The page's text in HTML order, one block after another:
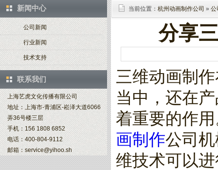
新闻中心
公司新闻
行业新闻
技术支持
联系我们
上海艺虎文化传播有限公司
地址：上海市-青浦区-崧泽大道6066
弄36号楼三层
手机：156 1808 6852
电话：400-804-9112
邮箱：service@yihoo.sh
当前位置： 杭州动画制作公司 » 公
分享
三维动画制
当中，还在
着重要的作
画制作公司
维技术可以